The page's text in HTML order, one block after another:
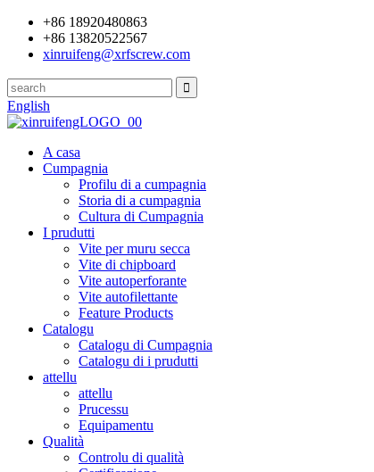
+86 18920480863
+86 13820522567
xinruifeng@xrfscrew.com
English
A casa
Cumpagnia
Profilu di a cumpagnia
Storia di a cumpagnia
Cultura di Cumpagnia
I prudutti
Vite per muru secca
Vite di chipboard
Vite autoperforante
Vite autofilettante
Feature Products
Catalogu
Catalogu di Cumpagnia
Catalogu di i prudutti
attellu
attellu
Prucessu
Equipamentu
Qualità
Controlu di qualità